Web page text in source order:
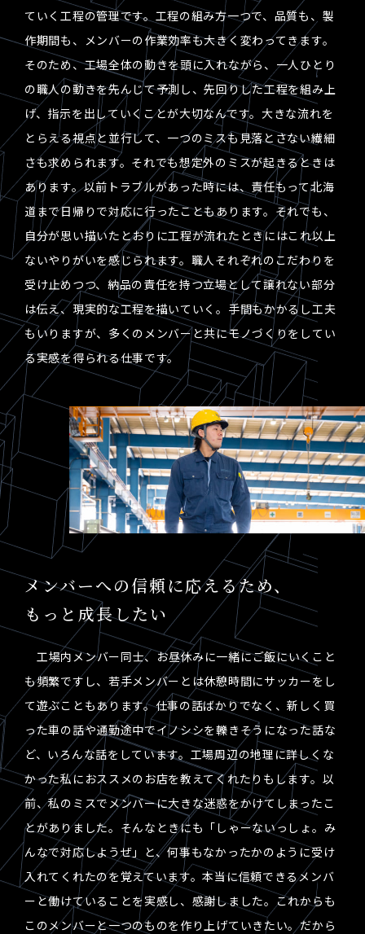
ていく工程の管理です。工程の組み方一つで、品質も、製
作期間も、メンバーの作業効率も大きく変わってきます。
そのため、工場全体の動きを頭に入れながら、一人ひとり
の職人の動きを先んじて予測し、先回りした工程を組み上
げ、指示を出していくことが大切なんです。大きな流れを
とらえる視点と並行して、一つのミスも見落とさない繊細
さも求められます。それでも想定外のミスが起きるときは
あります。以前トラブルがあった時には、責任もって北海
道まで日帰りで対応に行ったこともあります。それでも、
自分が思い描いたとおりに工程が流れたときにはこれ以上
ないやりがいを感じられます。職人それぞれのこだわりを
受け止めつつ、納品の責任を持つ立場として譲れない部分
は伝え、現実的な工程を描いていく。手間もかかるし工夫
もいりますが、多くのメンバーと共にモノづくりをしてい
る実感を得られる仕事です。
メンバーへの信頼に応えるため、
もっと成長したい
工場内メンバー同士、お昼休みに一緒にご飯にいくこと
も頻繁ですし、若手メンバーとは休憩時間にサッカーをし
て遊ぶこともあります。仕事の話ばかりでなく、新しく買
った車の話や通勤途中でイノシシを轢きそうになった話な
ど、いろんな話をしています。工場周辺の地理に詳しくな
かった私におススメのお店を教えてくれたりもします。以
前、私のミスでメンバーに大きな迷惑をかけてしまったこ
とがありました。そんなときにも「しゃーないっしょ。み
んなで対応しようぜ」と、何事もなかったかのように受け
入れてくれたのを覚えています。本当に信頼できるメンバ
ーと働けていることを実感し、感謝しました。これからも
このメンバーと一つのものを作り上げていきたい。だから